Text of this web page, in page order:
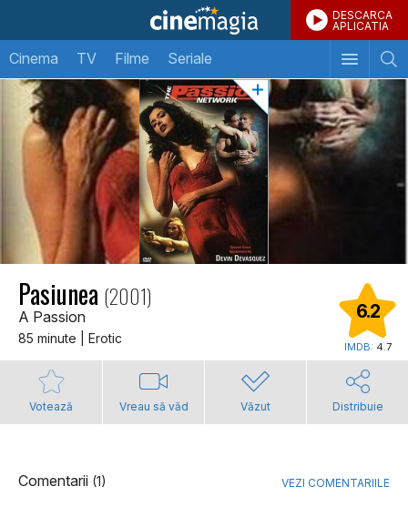
DESCARCA
APLICATIA
Cinema TV Filme Seriale
Pasiunea (2001)
A Passion
85 minute | Erotic
6.2
IMDB: 4.7
Votează Vreau să văd Văzut Distribuie
Comentarii (1) VEZI COMENTARIILE